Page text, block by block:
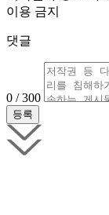
이용 금지
댓글
0 / 300